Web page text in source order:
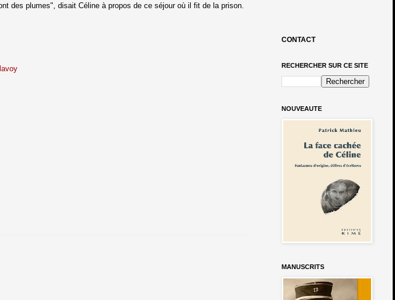
des plumes", disait Céline à propos de ce séjour où il fit de la prison.
CONTACT
RECHERCHER SUR CE SITE
NOUVEAUTE
MANUSCRITS